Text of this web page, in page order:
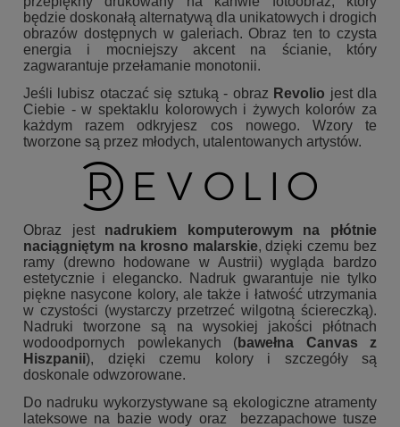
będzie doskonałą alternatywą dla unikatowych i drogich
obrazów dostępnych w galeriach. Obraz ten to czysta
energia i mocniejszy akcent na ścianie, który
zagwarantuje przełamanie monotonii.
Jeśli lubisz otaczać się sztuką - obraz Revolio jest dla
Ciebie - w spektaklu kolorowych i żywych kolorów za
każdym razem odkryjesz cos nowego. Wzory te
tworzone są przez młodych, utalentowanych artystów.
Obraz jest nadrukiem komputerowym na płótnie
naciągniętym na krosno malarskie, dzięki czemu bez
ramy (drewno hodowane w Austrii) wygląda bardzo
estetycznie i elegancko. Nadruk gwarantuje nie tylko
piękne nasycone kolory, ale także i łatwość utrzymania
w czystości (wystarczy przetrzeć wilgotną ściereczką).
Nadruki tworzone są na wysokiej jakości płótnach
wodoodpornych powlekanych (bawełna Canvas z
Hiszpanii), dzięki czemu kolory i szczegóły są
doskonale odwzorowane.
Do nadruku wykorzystywane są ekologiczne atramenty
lateksowe na bazie wody oraz bezzapachowe tusze